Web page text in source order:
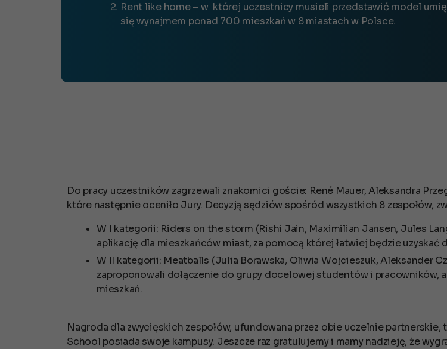
Rent like home– w której uczestnicy musieli przedstawić model
się wynajmem ponad 700 mieszkań w 8 miastach w Polsce.
Do pracy uczestników zagrzewali znakomici goście: René Mauer, Aleksandra
które następnie oceniło Jury. Decyzją sędziów spośród wszystkich 8 zespołów,
W I kategorii: Riders on the storm (Rishi Jain, Maximilian Jansen, Jules
aplikację dla mieszkańców miast, za pomocą której łatwiej będzie uzyskać
W II kategorii: Meatballs (Julia Borawska, Oliwia Wojcieszuk, Aleksander
zaproponowali dołączenie do grupy docelowej studentów i pracowników,
mieszkań.
Nagroda dla zwycięskich zespołów, ufundowana przez obie uczelnie
School posiada swoje kampusy. Jeszcze raz gratulujemy i mamy nadzieję, że